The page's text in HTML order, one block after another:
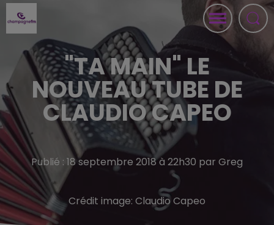
"TA MAIN" LE
NOUVEAU TUBE DE
CLAUDIO CAPEO
Publié : 18 septembre 2018 à 22h30 par Greg
Crédit image: Claudio Capeo